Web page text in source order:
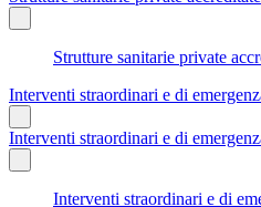
Strutture sanitarie private
Interventi straordinari e di
Interventi straordinari e di
Interventi straordinari e di